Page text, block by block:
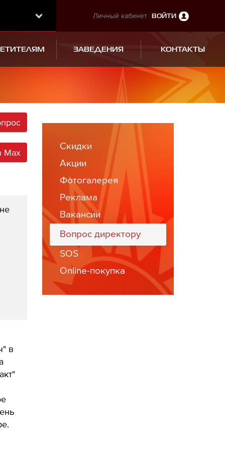
Личный кабинет ВОЙТИ
ЗАВЕДЕНИЯ КОНТАКТЫ
Max
в
Скидки
Акции
Фотогалерея
Реклама
Вакансии
Вопрос директору
SOS
Online-покупка